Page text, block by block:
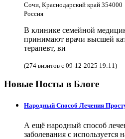
Сочи, Краснодарский край 354000
Россия
В клинике семейной
принимают врачи высшей
терапевт, ви
(274 визитов с 09-12-2025 19:11)
Новые Посты в Блоге
Народный Способ Лечения
А ещё народный способ
заболевания с используется